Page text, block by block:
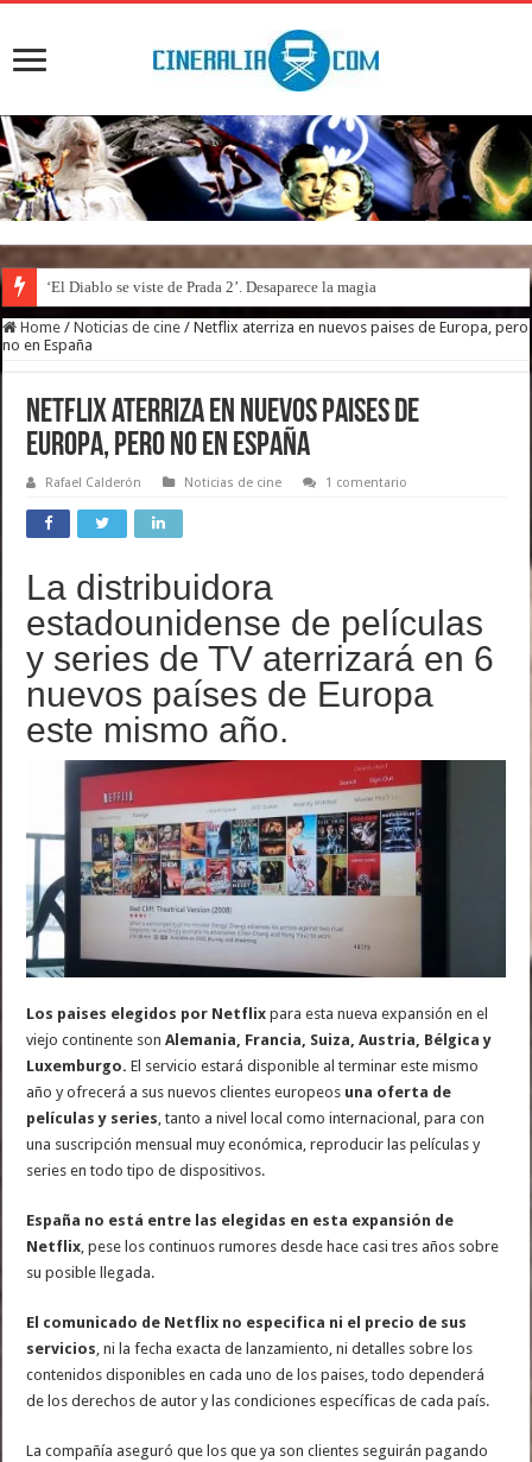
‘El Diablo se viste de Prada 2’. Desaparece la magia
Home / Noticias de cine / Netflix aterriza en nuevos paises de Europa, pero
no en España
Netflix aterriza en nuevos paises de
Europa, pero no en España
Rafael Calderón Noticias de cine 1 comentario
La distribuidora
estadounidense de películas
y series de TV aterrizará en 6
nuevos países de Europa
este mismo año.
Los paises elegidos por Netflix para esta nueva expansión en el
viejo continente sonAlemania, Francia, Suiza, Austria, Bélgica y
Luxemburgo.El servicio estará disponible al terminar este mismo
año y ofrecerá a sus nuevos clientes europeos una oferta de
películas y series, tanto a nivel local como internacional, para con
una suscripción mensual muy económica, reproducir las películas y
series en todo tipo de dispositivos.
España no está entre las elegidas en esta expansión de
Netflix, pese los continuos rumores desde hace casi tres años sobre
su posible llegada.
El comunicado de Netflix no especifica ni el precio de sus
servicios, ni la fecha exacta de lanzamiento, ni detalles sobre los
contenidos disponibles en cada uno de los paises, todo dependerá
de los derechos de autor y las condiciones específicas de cada país.
La compañía aseguró que los que ya son clientes seguirán pagando